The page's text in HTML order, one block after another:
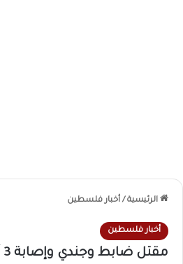
الرئيسية / أخبار فلسطين
أخبار فلسطين